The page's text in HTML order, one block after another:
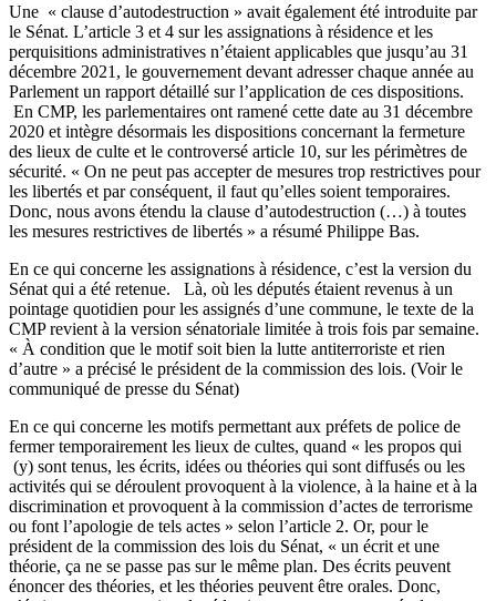
Une « clause d’autodestruction » avait également été introduite par
le Sénat. L’article 3 et 4 sur les assignations à résidence et les
perquisitions administratives n’étaient applicables que jusqu’au 31
décembre 2021, le gouvernement devant adresser chaque année au
Parlement un rapport détaillé sur l’application de ces dispositions.
En CMP, les parlementaires ont ramené cette date au 31 décembre
2020 et intègre désormais les dispositions concernant la fermeture
des lieux de culte et le controversé article 10, sur les périmètres de
sécurité. « On ne peut pas accepter de mesures trop restrictives pour
les libertés et par conséquent, il faut qu’elles soient temporaires.
Donc, nous avons étendu la clause d’autodestruction (…) à toutes
les mesures restrictives de libertés » a résumé Philippe Bas.
En ce qui concerne les assignations à résidence, c’est la version du
Sénat qui a été retenue. Là, où les députés étaient revenus à un
pointage quotidien pour les assignés d’une commune, le texte de la
CMP revient à la version sénatoriale limitée à trois fois par semaine.
« À condition que le motif soit bien la lutte antiterroriste et rien
d’autre » a précisé le président de la commission des lois. (Voir le
communiqué de presse du Sénat)
En ce qui concerne les motifs permettant aux préfets de police de
fermer temporairement les lieux de cultes, quand « les propos qui
(y) sont tenus, les écrits, idées ou théories qui sont diffusés ou les
activités qui se déroulent provoquent à la violence, à la haine et à la
discrimination et provoquent à la commission d’actes de terrorisme
ou font l’apologie de tels actes » selon l’article 2. Or, pour le
président de la commission des lois du Sénat, « un écrit et une
théorie, ça ne se passe pas sur le même plan. Des écrits peuvent
énoncer des théories, et les théories peuvent être orales. Donc,